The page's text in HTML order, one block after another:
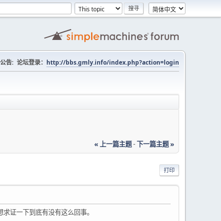
告: 论坛登录： http://bbs.gmly.info/index.php?action=login
« 上一篇主题-下一篇主题 »
打印
证一下到底有没有这么回事。